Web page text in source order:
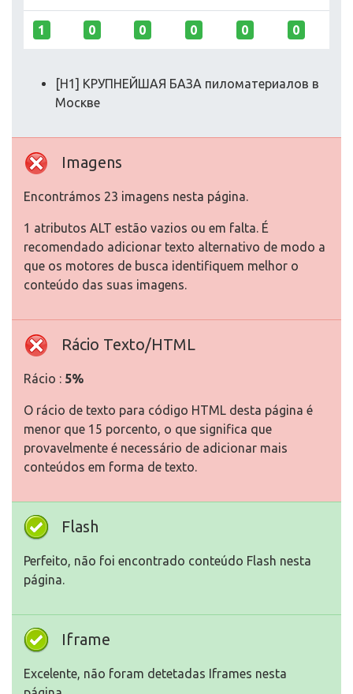
1 0 0 0 0 0
[H1] КРУПНЕЙШАЯ БАЗА пиломатериалов в
Москве
Imagens
Encontrámos 23 imagens nesta página.
1 atributos ALT estão vazios ou em falta. É
recomendado adicionar texto alternativo de modo a
que os motores de busca identifiquem melhor o
conteúdo das suas imagens.
Rácio Texto/HTML
Rácio : 5%
O rácio de texto para código HTML desta página é
menor que 15 porcento, o que significa que
provavelmente é necessário de adicionar mais
conteúdos em forma de texto.
Flash
Perfeito, não foi encontrado conteúdo Flash nesta
página.
Iframe
Excelente, não foram detetadas Iframes nesta